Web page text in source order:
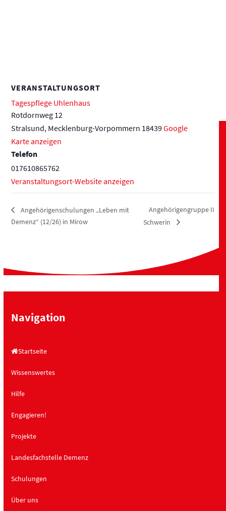
VERANSTALTUNGSORT
Tagespflege Uhlenhaus
Rotdornweg 12
Stralsund, Mecklenburg-Vorpommern 18439Google
Karte anzeigen
Telefon
017610865762
Veranstaltungsort-Website anzeigen
Angehörigenschulungen „Leben mit
Demenz“ (12/26) in Mirow
Angehörigengruppe II
Schwerin
Navigation
Startseite
Wissenswertes
Hilfe
Engagieren!
Projekte
Landesfachstelle Demenz
Schulungen
Über uns